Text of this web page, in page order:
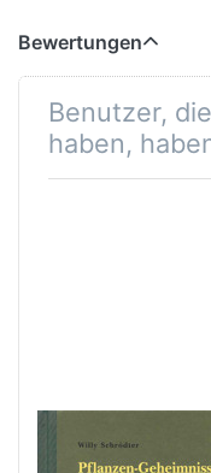
Bewertungen
Benutzer,
haben,
Pflanzen-